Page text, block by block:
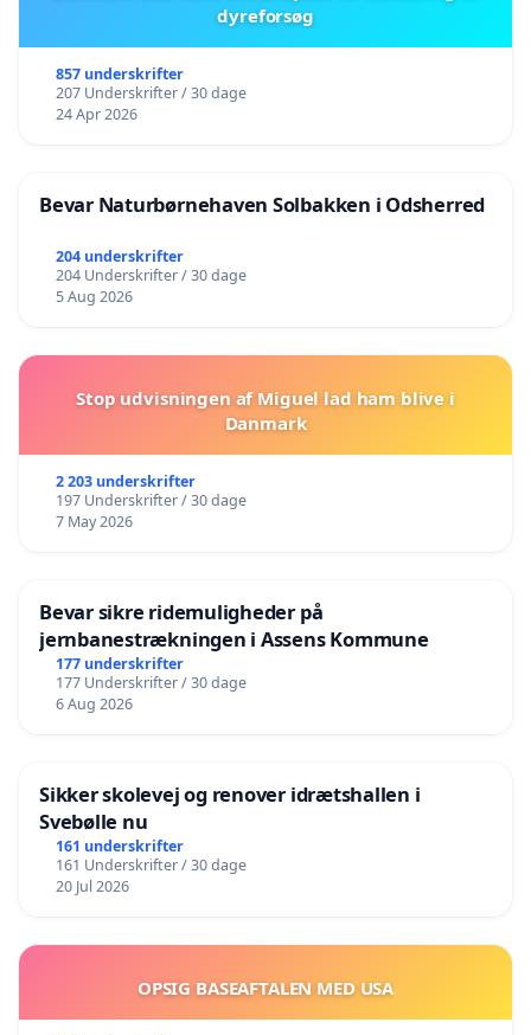
dyreforsøg
857 underskrifter
207 Underskrifter / 30 dage
24 Apr 2026
Bevar Naturbørnehaven Solbakken i Odsherred
204 underskrifter
204 Underskrifter / 30 dage
5 Aug 2026
Stop udvisningen af Miguel lad ham blive i
Danmark
2 203 underskrifter
197 Underskrifter / 30 dage
7 May 2026
Bevar sikre ridemuligheder på
jernbanestrækningen i Assens Kommune
177 underskrifter
177 Underskrifter / 30 dage
6 Aug 2026
Sikker skolevej og renover idrætshallen i
Svebølle nu
161 underskrifter
161 Underskrifter / 30 dage
20 Jul 2026
OPSIG BASEAFTALEN MED USA